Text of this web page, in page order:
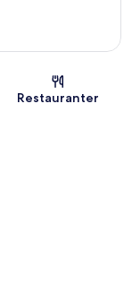
Restauranter